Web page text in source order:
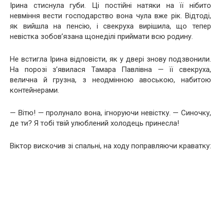
Ірина стиснула губи. Ці постійні натяки на її нібито
невміння вести господарство вона чула вже рік. Відтоді,
як вийшла на пенсію, і свекруха вирішила, що тепер
невістка зобов’язана щонеділі приймати всю родину.
Не встигла Ірина відповісти, як у двері знову подзвонили.
На порозі з’явилася Тамара Павлівна — її свекруха,
велична й грузна, з неодмінною авоською, набитою
контейнерами.
— Вітю! — пролунало вона, ігноруючи невістку. — Синочку,
де ти? Я тобі твій улюблений холодець принесла!
Віктор вискочив зі спальні, на ходу поправляючи краватку: